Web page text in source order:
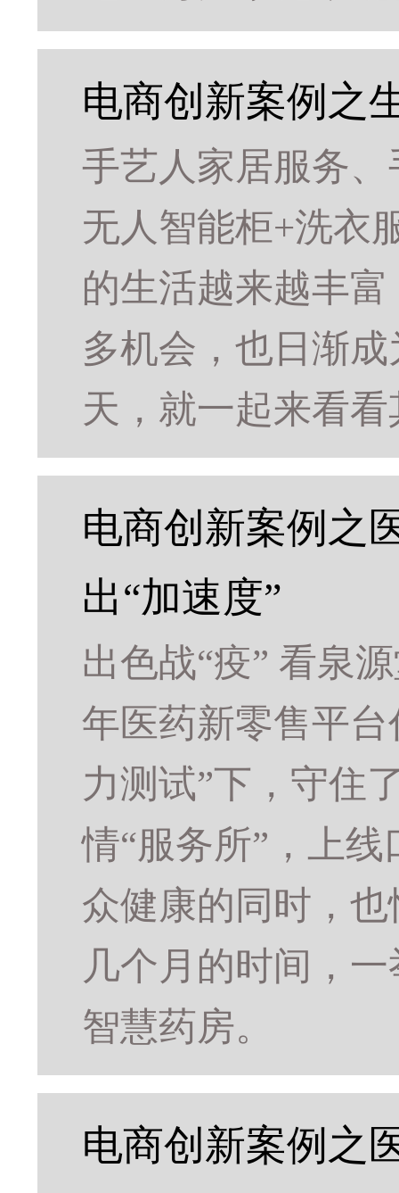
电商创新案例之
手艺人家居服务
无人智能柜+洗
的生活越来越丰
多机会，也日渐
天，就一起来看
电商创新案例之
出“加速度”
出色战“疫” 看泉
年医药新零售平
力测试”下，守住
情“服务所”，上
众健康的同时，
几个月的时间，
智慧药房。
电商创新案例之